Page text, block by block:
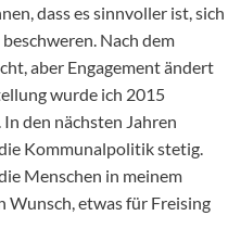
dass es sinnvoller ist, sich
Nach dem
aber Engagement ändert
wurde ich 2015
den nächsten Jahren
Kommunalpolitik stetig.
Menschen in meinem
Wunsch, etwas für Freising